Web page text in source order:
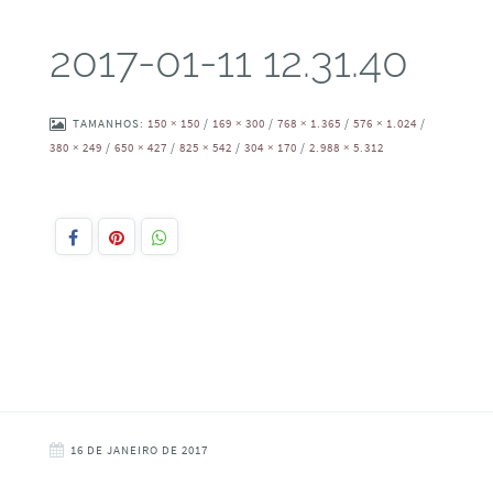
2017-01-11 12.31.40
TAMANHOS: 150 × 150 / 169 × 300 / 768 × 1.365 / 576 × 1.024 /
380 × 249 / 650 × 427 / 825 × 542 / 304 × 170 / 2.988 × 5.312
16 DE JANEIRO DE 2017